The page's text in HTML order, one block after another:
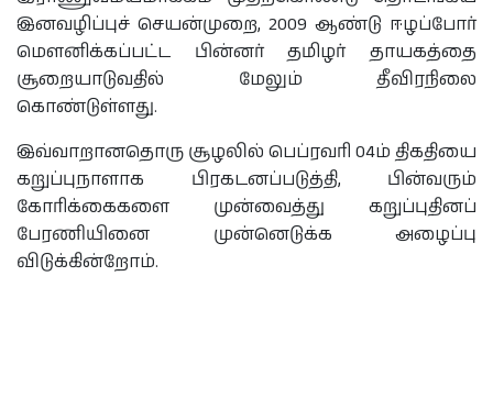
இனவழிப்புச் செயன்முறை, 2009 ஆண்டு ஈழப்போர்
மௌனிக்கப்பட்ட பின்னர் தமிழர் தாயகத்தை
சூறையாடுவதில் மேலும் தீவிரநிலை
கொண்டுள்ளது.
இவ்வாறானதொரு சூழலில் பெப்ரவரி 04ம் திகதியை
கறுப்புநாளாக பிரகடனப்படுத்தி, பின்வரும்
கோரிக்கைகளை முன்வைத்து கறுப்புதினப்
பேரணியினை முன்னெடுக்க அழைப்பு
விடுக்கின்றோம்.